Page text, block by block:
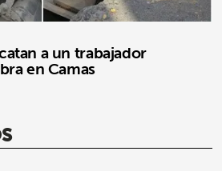
a un trabajador
en Camas